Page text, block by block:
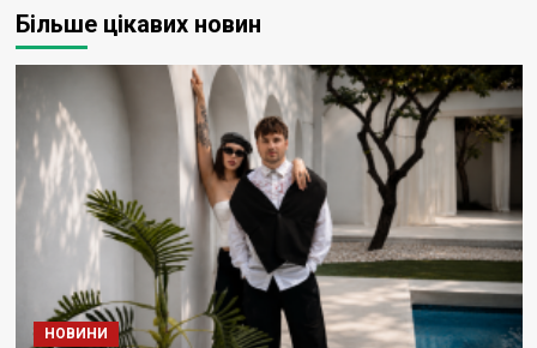
Більше цікавих новин
НОВИНИ